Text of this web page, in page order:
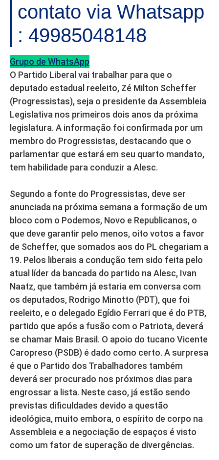
contato via Whatsapp
: 49985048148
Grupo de WhatsApp
O Partido Liberal vai trabalhar para que o
deputado estadual reeleito, Zé Milton Scheffer
(Progressistas), seja o presidente da Assembleia
Legislativa nos primeiros dois anos da próxima
legislatura. A informação foi confirmada por um
membro do Progressistas, destacando que o
parlamentar que estará em seu quarto mandato,
tem habilidade para conduzir a Alesc.
Segundo a fonte do Progressistas, deve ser
anunciada na próxima semana a formação de um
bloco com o Podemos, Novo e Republicanos, o
que deve garantir pelo menos, oito votos a favor
de Scheffer, que somados aos do PL chegariam a
19. Pelos liberais a condução tem sido feita pelo
atual líder da bancada do partido na Alesc, Ivan
Naatz, que também já estaria em conversa com
os deputados, Rodrigo Minotto (PDT), que foi
reeleito, e o delegado Egídio Ferrari que é do PTB,
partido que após a fusão com o Patriota, deverá
se chamar Mais Brasil. O apoio do tucano Vicente
Caropreso (PSDB) é dado como certo. A surpresa
é que o Partido dos Trabalhadores também
deverá ser procurado nos próximos dias para
engrossar a lista. Neste caso, já estão sendo
previstas dificuldades devido a questão
ideológica, muito embora, o espírito de corpo na
Assembleia e a negociação de espaços é visto
como um fator de superação de divergências.